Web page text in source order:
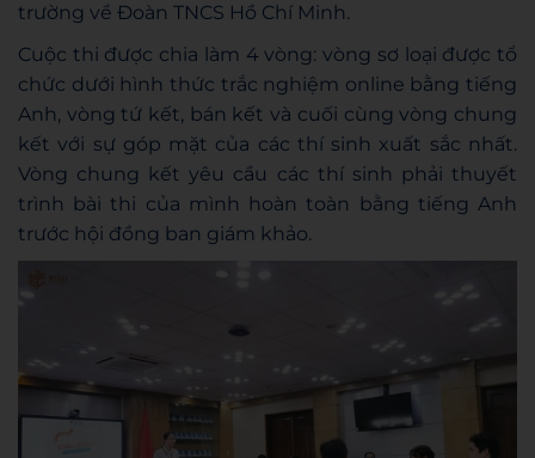
trường về Đoàn TNCS Hồ Chí Minh.
Cuộc thi được chia làm 4 vòng: vòng sơ loại được tổ
chức dưới hình thức trắc nghiệm online bằng tiếng
Anh, vòng tứ kết, bán kết và cuối cùng vòng chung
kết với sự góp mặt của các thí sinh xuất sắc nhất.
Vòng chung kết yêu cầu các thí sinh phải thuyết
trình bài thi của mình hoàn toàn bằng tiếng Anh
trước hội đồng ban giám khảo.